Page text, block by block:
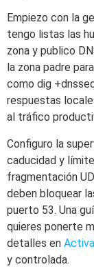
Empiezo con la
tengo listas las
zona y publico
la zona padre
como dig
respuestas
al tráfico
Configuro la
caducidad y
fragmentación
deben bloquear
puerto 53. Una
quieres ponerte
detalles en
y controlada.